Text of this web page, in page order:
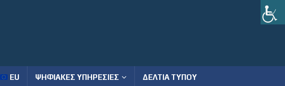
EU ΨΗΦΙΑΚΕΣ ΥΠΗΡΕΣΙΕΣ ΔΕΛΤΙΑ ΤΥΠΟΥ